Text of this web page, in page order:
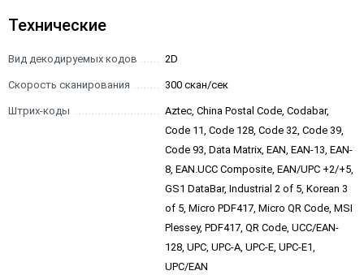
Технические
Вид декодируемых кодов 2D
Скорость сканирования 300 скан/сек
Штрих-коды
Aztec, China Postal Code, Codabar,
Code 11, Code 128, Code 32, Code 39,
Code 93, Data Matrix, EAN, EAN-13, EAN-
8, EAN.UCC Composite, EAN/UPC +2/+5,
GS1 DataBar, Industrial 2 of 5, Korean 3
of 5, Micro PDF417, Micro QR Code, MSI
Plessey, PDF417, QR Code, UCC/EAN-
128, UPC, UPC-A, UPC-E, UPC-E1,
UPC/EAN